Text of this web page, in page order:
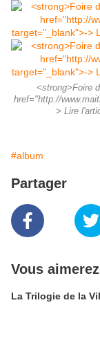
<strong>Foire
href="http://
> Lire
#album
Partager
Vous
La Trilogie de la